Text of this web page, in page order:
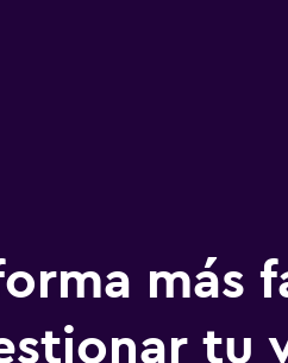
más
tu